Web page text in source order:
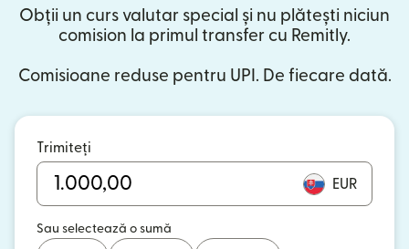
Obții un curs valutar special și nu plătești niciun
comision la primul transfer cu Remitly.
Comisioane reduse pentru UPI. De fiecare dată.
Trimiteți
EUR
Sau selectează o sumă